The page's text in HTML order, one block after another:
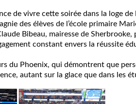
de vivre cette soirée dans la loge de
des élèves de l’école primaire
Bibeau, mairesse de Sherbrooke,
constant envers la réussite
du Phoenix, qui démontrent que
autant sur la glace que dans les